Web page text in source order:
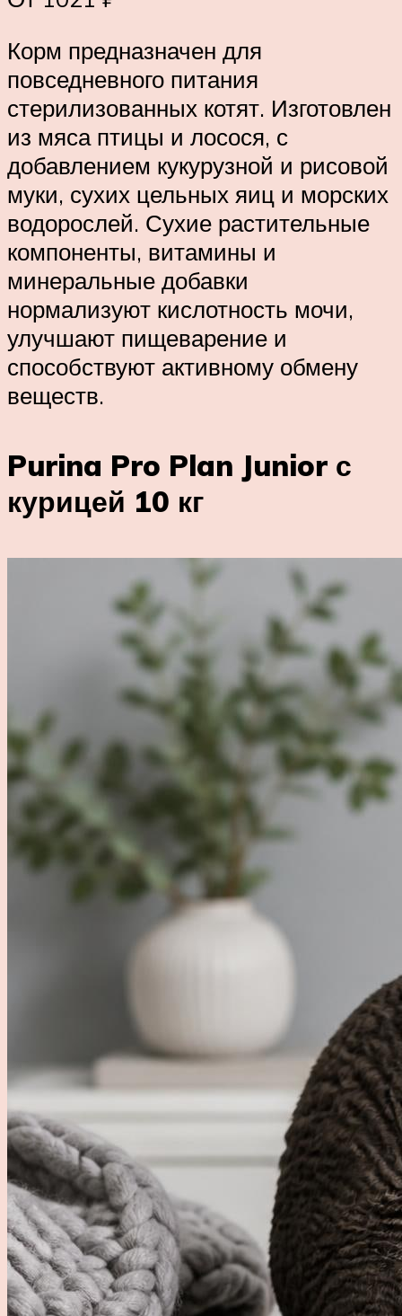
Корм предназначен для
повседневного питания
стерилизованных котят. Изготовлен
из мяса птицы и лосося, с
добавлением кукурузной и рисовой
муки, сухих цельных яиц и морских
водорослей. Сухие растительные
компоненты, витамины и
минеральные добавки
нормализуют кислотность мочи,
улучшают пищеварение и
способствуют активному обмену
веществ.
Purina Pro Plan Junior с
курицей 10 кг